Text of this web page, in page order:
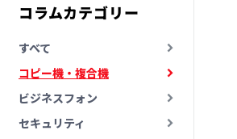
コラムカテゴリー
すべて
コピー機・複合機
ビジネスフォン
セキュリティ